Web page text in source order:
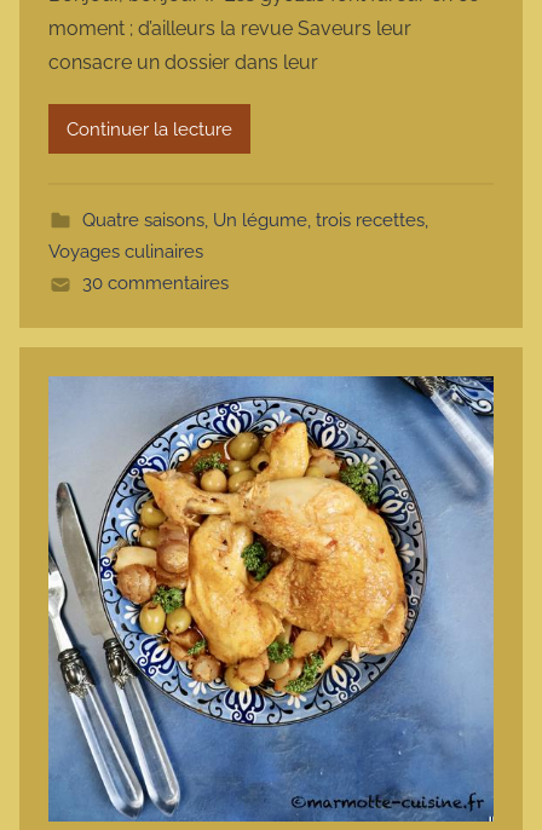
r
m
a
r
t
moment ; d’ailleurs la revue Saveurs leur
consacre un dossier dans leur
Continuer la lecture
Quatre saisons, Un légume, trois recettes,
Voyages culinaires
30 commentaires